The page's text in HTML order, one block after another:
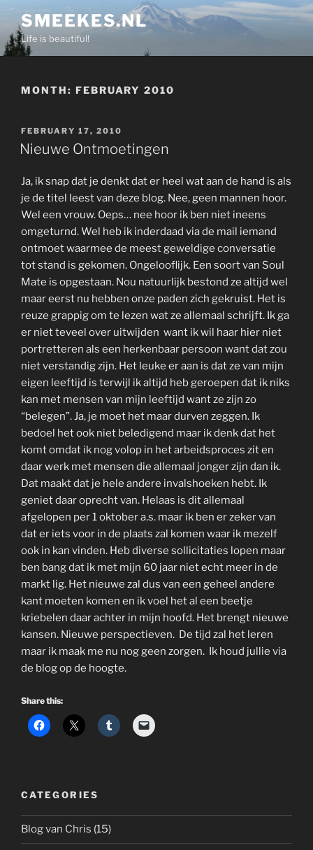
content
SMEEKES.NL
Life is beautiful!
MONTH: FEBRUARY 2010
POSTED
ON
FEBRUARY 17, 2010
Nieuwe Ontmoetingen
Ja, ik snap dat je denkt dat er heel wat aan de hand is als
je de titel leest van deze blog. Nee, geen mannen hoor.
Wel een vrouw. Oeps… nee hoor ik ben niet ineens
omgeturnd. Wel heb ik inderdaad via de mail iemand
ontmoet waarmee de meest geweldige conversatie
tot stand is gekomen. Ongelooflijk. Een soort van Soul
Mate is opgestaan. Nou natuurlijk bestond ze altijd wel
maar eerst nu hebben onze paden zich gekruist. Het is
reuze grappig om te lezen wat ze allemaal schrijft. Ik ga
er niet teveel over uitwijden want ik wil haar hier niet
portretteren als een herkenbaar persoon want dat zou
niet verstandig zijn. Het leuke er aan is dat ze van mijn
eigen leeftijd is terwijl ik altijd heb geroepen dat ik niks
kan met mensen van mijn leeftijd want ze zijn zo
“belegen”. Ja, je moet het maar durven zeggen. Ik
bedoel het ook niet beledigend maar ik denk dat het
komt omdat ik nog volop in het arbeidsproces zit en
daar werk met mensen die allemaal jonger zijn dan ik.
Dat maakt dat je hele andere invalshoeken hebt. Ik
geniet daar oprecht van. Helaas is dit allemaal
afgelopen per 1 oktober a.s. maar ik ben er zeker van
dat er iets voor in de plaats zal komen waar ik mezelf
ook in kan vinden. Heb diverse sollicitaties lopen maar
ben bang dat ik met mijn 60 jaar niet echt meer in de
markt lig. Het nieuwe zal dus van een geheel andere
kant moeten komen en ik voel het al een beetje
kriebelen daar achter in mijn hoofd. Het brengt nieuwe
kansen. Nieuwe perspectieven. De tijd zal het leren
maar ik maak me nu nog geen zorgen. Ik houd jullie via
de blog op de hoogte.
Share this:
CATEGORIES
Blog van Chris (15)